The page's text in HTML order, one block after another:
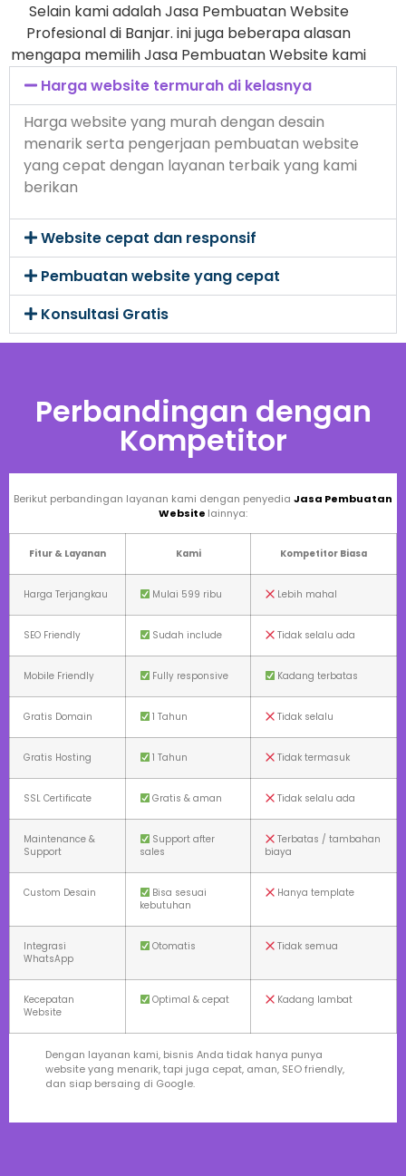
Selain kami adalah Jasa Pembuatan Website
Profesional di Banjar. ini juga beberapa alasan
mengapa memilih Jasa Pembuatan Website kami
Harga website termurah di kelasnya
Harga website yang murah dengan desain
menarik serta pengerjaan pembuatan website
yang cepat dengan layanan terbaik yang kami
berikan
Website cepat dan responsif
Pembuatan website yang cepat
Konsultasi Gratis
Perbandingan dengan
Kompetitor
Berikut perbandingan layanan kami dengan penyedia Jasa Pembuatan
Website lainnya:
Fitur & Layanan Kami Kompetitor Biasa
Harga Terjangkau Mulai 599 ribu Lebih mahal
SEO Friendly Sudah include Tidak selalu ada
Mobile Friendly Fully responsive Kadang terbatas
Gratis Domain 1 Tahun Tidak selalu
Gratis Hosting 1 Tahun Tidak termasuk
SSL Certificate Gratis & aman Tidak selalu ada
Maintenance &
Support
Support after
sales
Terbatas / tambahan
biaya
Custom Desain
Bisa sesuai
kebutuhan
Hanya template
Integrasi
WhatsApp
Otomatis Tidak semua
Kecepatan
Website
Optimal & cepat Kadang lambat
Dengan layanan kami, bisnis Anda tidak hanya punya
website yang menarik, tapi juga cepat, aman, SEO friendly,
dan siap bersaing di Google.